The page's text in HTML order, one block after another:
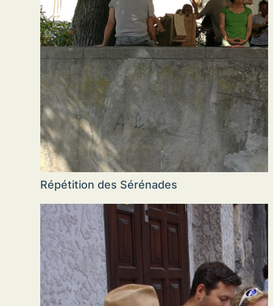
Répétition des Sérénades